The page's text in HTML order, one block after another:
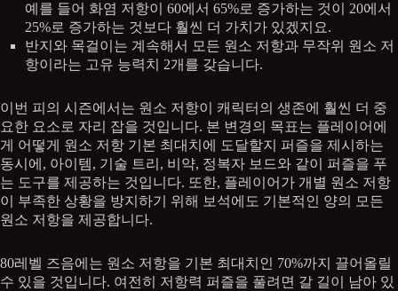
예를 들어 화염 저항이 60에서 65%로 증가하는 것이 20에서
25%로 증가하는 것보다 훨씬 더 가치가 있겠지요.
반지와 목걸이는 계속해서 모든 원소 저항과 무작위 원소 저
항이라는 고유 능력치 2개를 갖습니다.
이번 피의 시즌에서는 원소 저항이 캐릭터의 생존에 훨씬 더 중
요한 요소로 자리 잡을 것입니다. 본 변경의 목표는 플레이어에
게 어떻게 원소 저항 기본 최대치에 도달할지 퍼즐을 제시하는
동시에, 아이템, 기술 트리, 비약, 정복자 보드와 같이 퍼즐을 푸
는 도구를 제공하는 것입니다. 또한, 플레이어가 개별 원소 저항
이 부족한 상황을 방지하기 위해 보석에도 기본적인 양의 모든
원소 저항을 제공합니다.
80레벨 즈음에는 원소 저항을 기본 최대치인 70%까지 끌어올릴
수 있을 것입니다. 여전히 저항력 퍼즐을 풀려면 갈 길이 남아 있